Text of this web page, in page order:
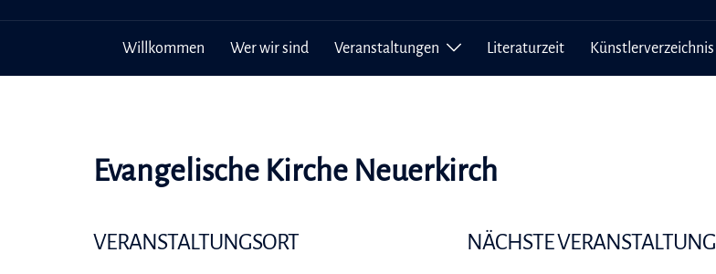
Willkommen Wer wir sind Veranstaltungen Literaturzeit Künstlerverzeichnis
Evangelische Kirche Neuerkirch
VERANSTALTUNGSORT NÄCHSTE VERANSTALTUNG